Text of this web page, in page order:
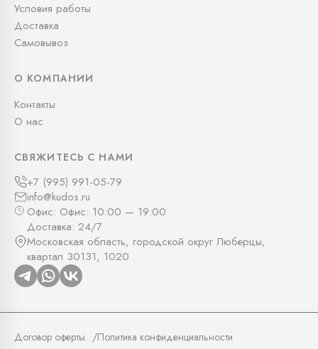
Условия работы
Доставка
Самовывоз
О КОМПАНИИ
Контакты
О нас
СВЯЖИТЕСЬ С НАМИ
+7 (995) 991-05-79
info@kudos.ru
Офис: Офис: 10:00 — 19:00
Доставка: 24/7
Московская область, городской округ Люберцы,
квартал 30131, 1020
Договор оферты Политика конфиденциальности